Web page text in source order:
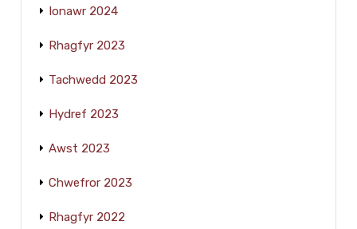
Ionawr 2024
Rhagfyr 2023
Tachwedd 2023
Hydref 2023
Awst 2023
Chwefror 2023
Rhagfyr 2022